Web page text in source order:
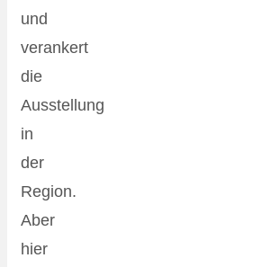
und
verankert
die
Ausstellung
in
der
Region.
Aber
hier